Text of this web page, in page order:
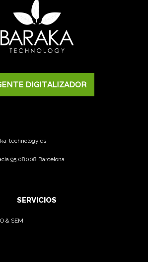
DIGITALIZADOR
technology.es
95 08008 Barcelona
SERVICIOS
& SEM